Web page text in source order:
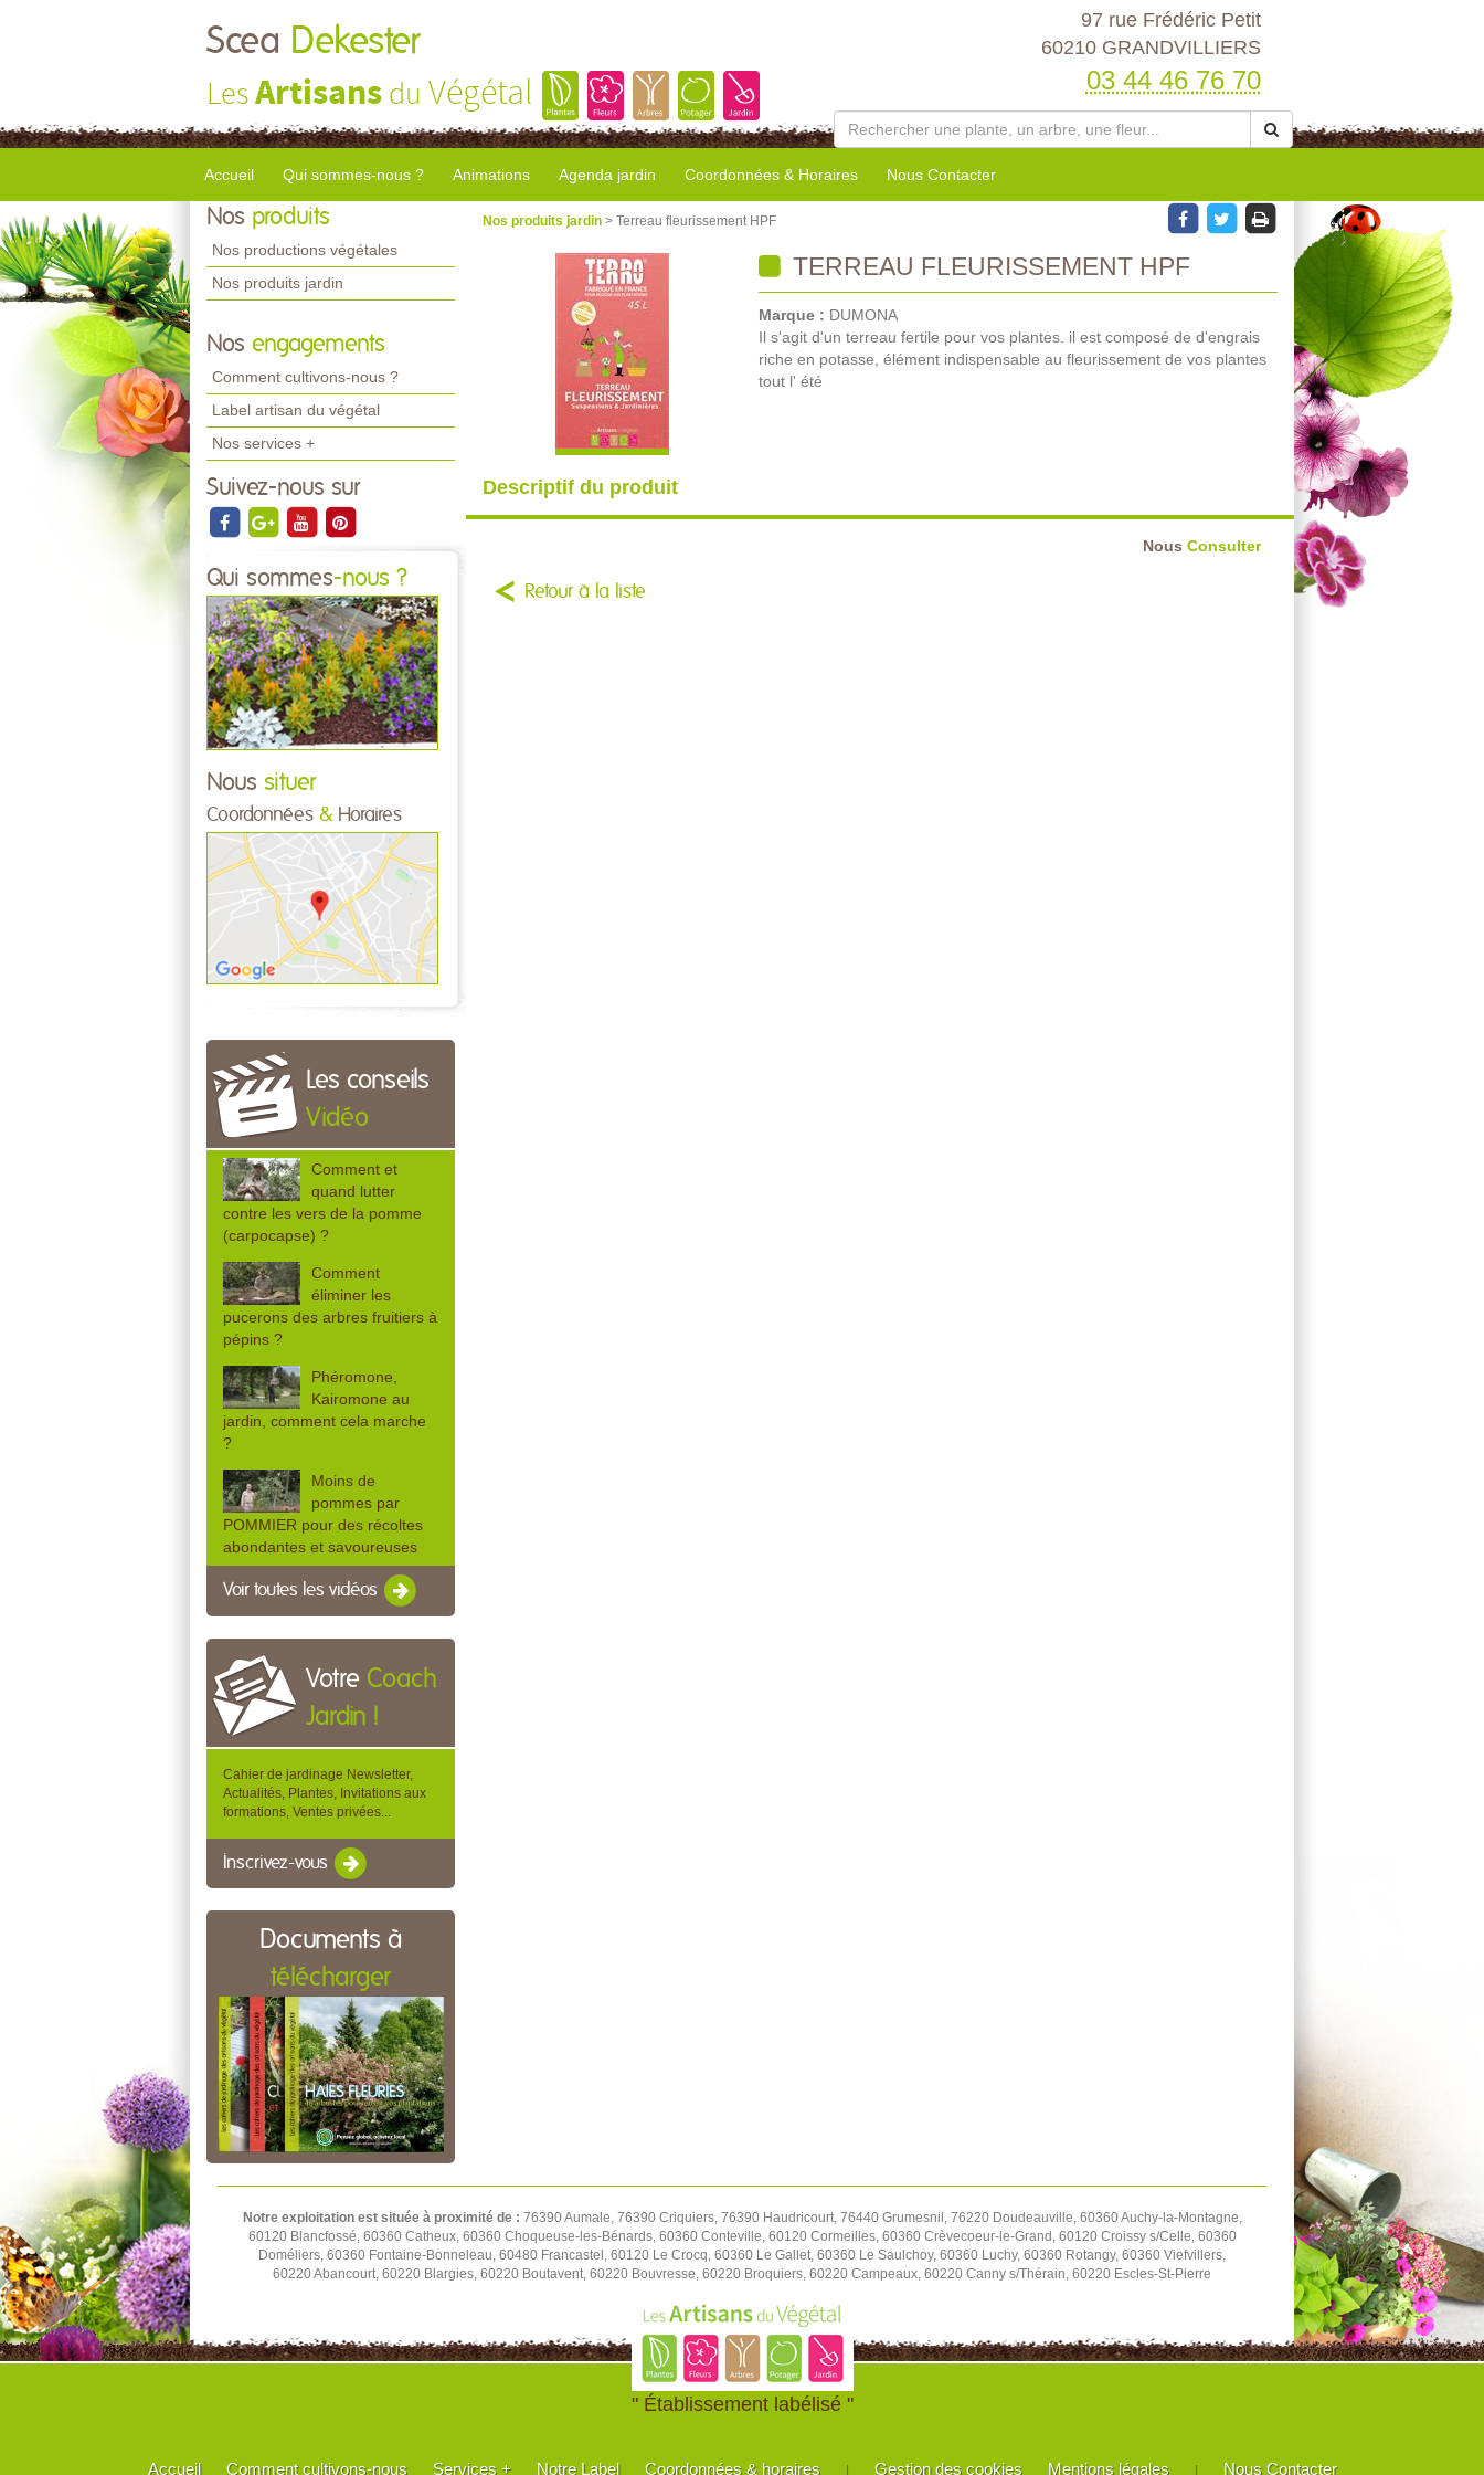
Scea Dekester
LesArtisans du Végétal
97 rue Frédéric Petit
60210 GRANDVILLIERS
03 44 46 76 70
Accueil Qui sommes-nous ? Animations Agenda jardin Coordonnées & Horaires Nous Contacter
Nos produits
Nos productions végétales
Nos produits jardin
Nos engagements
Comment cultivons-nous ?
Label artisan du végétal
Nos services +
Suivez-nous sur
Qui sommes-nous ?
Nous situer
Coordonnées & Horaires
Les conseils
Vidéo
Comment et
quand lutter
contre les vers de la pomme
(carpocapse) ?
Comment
éliminer les
pucerons des arbres fruitiers à
pépins ?
Phéromone,
Kairomone au
jardin, comment cela marche
?
Moins de
pommes par
POMMIER pour des récoltes
abondantes et savoureuses
Voir toutes les vidéos
Votre Coach
Jardin !
Cahier de jardinage Newsletter,
Actualités, Plantes, Invitations aux
formations, Ventes privées...
Inscrivez-vous
Documents à
télécharger
Nos produits jardin > Terreau fleurissement HPF
TERREAU FLEURISSEMENT HPF
Marque : DUMONA
Il s'agit d'un terreau fertile pour vos plantes. il est composé de d'engrais
riche en potasse, élément indispensable au fleurissement de vos plantes
tout l' été
Descriptif du produit
Nous Consulter
Retour à la liste
Notre exploitation est située à proximité de : 76390 Aumale, 76390 Criquiers, 76390 Haudricourt, 76440 Grumesnil, 76220 Doudeauville, 60360 Auchy-la-Montagne,
60120 Blancfossé, 60360 Catheux, 60360 Choqueuse-les-Bénards, 60360 Conteville, 60120 Cormeilles, 60360 Crèvecoeur-le-Grand, 60120 Croissy s/Celle, 60360
Doméliers, 60360 Fontaine-Bonneleau, 60480 Francastel, 60120 Le Crocq, 60360 Le Gallet, 60360 Le Saulchoy, 60360 Luchy, 60360 Rotangy, 60360 Viefvillers,
60220 Abancourt, 60220 Blargies, 60220 Boutavent, 60220 Bouvresse, 60220 Broquiers, 60220 Campeaux, 60220 Canny s/Thérain, 60220 Escles-St-Pierre
" Établissement labélisé "
Accueil Comment cultivons-nous Services + Notre Label Coordonnées & horaires Gestion des cookies Mentions légales Nous Contacter